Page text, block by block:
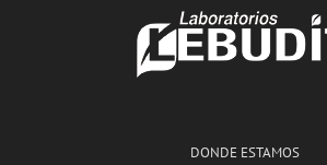
DONDE ESTAMOS